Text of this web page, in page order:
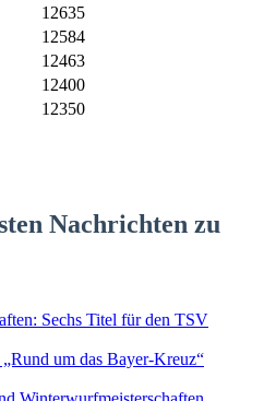
12635
12584
12463
12400
12350
Nachrichten zu
Sechs Titel für den TSV
um das Bayer-Kreuz“